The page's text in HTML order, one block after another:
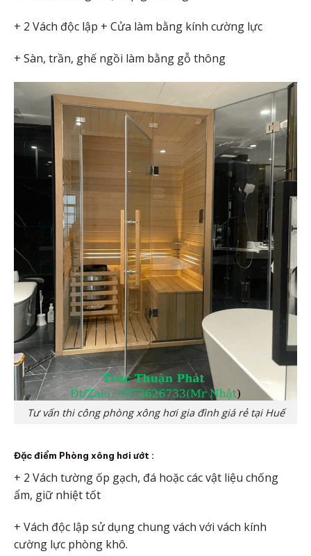
+ 2 Vách độc lập + Cửa làm bằng kính cường lực
+ Sàn, trần, ghế ngồi làm bằng gỗ thông
Tư vấn thi công phòng xông hơi gia đình giá rẻ tại Huế
Đặc điểm Phòng xông hơi ướt :
+ 2 Vách tường ốp gạch, đá hoặc các vật liệu chống
ẩm, giữ nhiệt tốt
+ Vách độc lập sử dụng chung vách với vách kính
cường lực phòng khô.